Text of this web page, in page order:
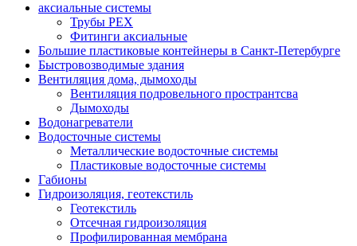
аксиальные системы
Трубы PEX
Фитинги аксиальные
Большие пластиковые контейнеры в Санкт-Петербурге
Быстровозводимые здания
Вентиляция дома, дымоходы
Вентиляция подровельного пространтсва
Дымоходы
Водонагреватели
Водосточные системы
Металлические водосточные системы
Пластиковые водосточные системы
Габионы
Гидроизоляция, геотекстиль
Геотекстиль
Отсечная гидроизоляция
Профилированная мембрана